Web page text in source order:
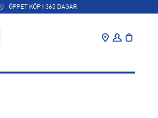
ÖPPET KÖP I 365 DAGAR